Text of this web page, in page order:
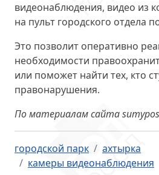
видеонаблюдения, видео из
на пульт городского отдела
Это позволит оперативно
необходимости
или поможет найти тех, кто
правонарушения.
По материалам сайта
городской парк
ахтырка
камеры видеонаблюдения